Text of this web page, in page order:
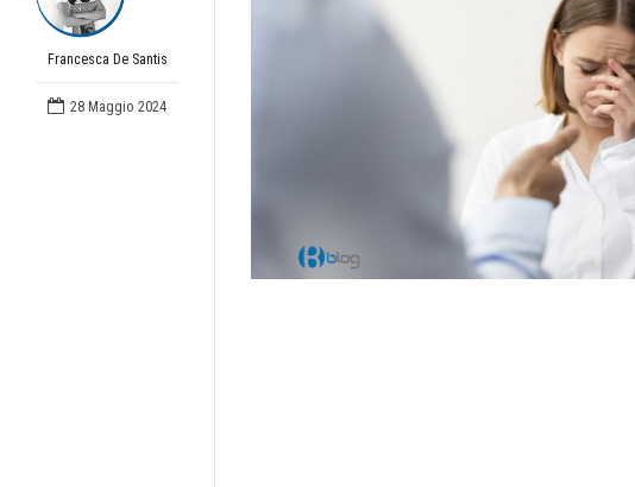
Francesca De Santis
28 Maggio 2024